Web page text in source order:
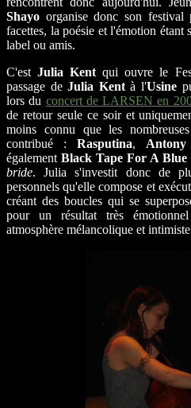
Shayo organise donc son festival
facettes, la poésie et l'émotion étant
label ou amis.
C'estJulia Kent qui ouvre le
passage deJulia Kentà l'Usine
lors du concert de LARSEN en
de retour seule ce soir et
moins connu que les
contribué :Rasputina,
également Black Tape For A Blue
bride. Julia s'investit donc de
personnels qu'elle compose et
créant des boucles qui se
pour un résultat très
atmosphère mélancolique et